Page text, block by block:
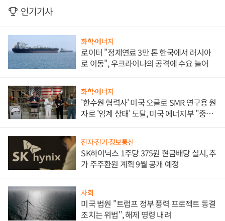
인기기사
화학·에너지
로이터 "정제연료 3만 톤 한국에서 러시아
로 이동", 우크라이나의 공격에 수요 늘어
화학·에너지
'한수원 협력사' 미국 오클로 SMR 연구용 원
자로 '임계 상태' 도달, 미국 에너지부 "중요
전자·전기·정보통신
SK하이닉스 1주당 375원 현금배당 실시, 추
가 주주환원 계획 9월 공개 예정
사회
미국 법원 "트럼프 정부 풍력 프로젝트 동결
조치는 위법", 해제 명령 내려